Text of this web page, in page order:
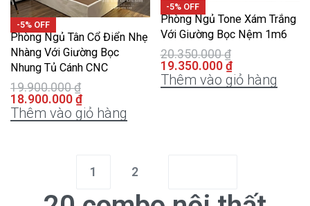
-5% OFF
Phòng Ngủ Tân Cổ Điển Nhẹ
Nhàng Với Giường Bọc
Nhung Tủ Cánh CNC
19.900.000₫
18.900.000 ₫
Thêm vào giỏ hàng
-5% OFF
Phòng Ngủ Tone Xám Trắng
Với Giường Bọc Nệm 1m6
20.350.000₫
19.350.000 ₫
Thêm vào giỏ hàng
1 2